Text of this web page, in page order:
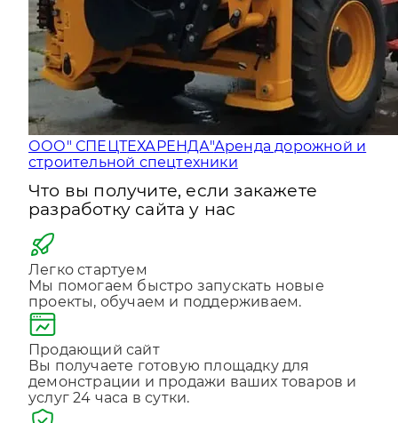
ООО" СПЕЦТЕХАРЕНДА"Аренда дорожной и
Что вы получите, если закажете
разработку сайта у нас
Легко стартуем
Мы помогаем быстро запускать новые
проекты, обучаем и поддерживаем.
Продающий сайт
Вы получаете готовую площадку для
демонстрации и продажи ваших товаров и
услуг 24 часа в сутки.